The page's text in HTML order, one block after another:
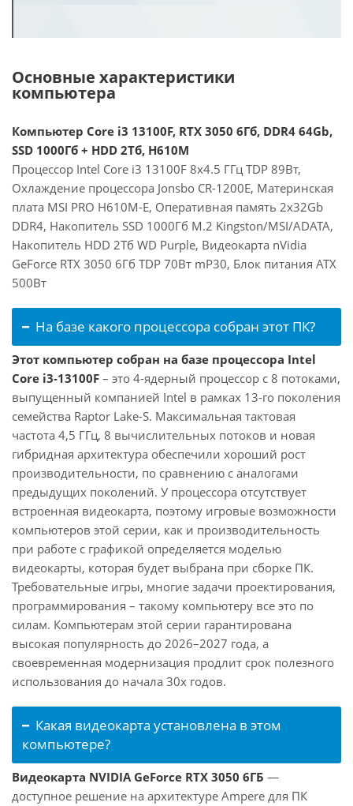
Основные характеристики
компьютера
Компьютер Core i3 13100F, RTX 3050 6Гб, DDR4 64Gb,
SSD 1000Гб + HDD 2Тб, H610M
Процессор Intel Core i3 13100F 8x4.5 ГГц TDP 89Вт,
Охлаждение процессора Jonsbo CR-1200E, Материнская
плата MSI PRO H610M-E, Оперативная память 2x32Gb
DDR4, Накопитель SSD 1000Гб M.2 Kingston/MSI/ADATA,
Накопитель HDD 2Тб WD Purple, Видеокарта nVidia
GeForce RTX 3050 6Гб TDP 70Вт mP30, Блок питания ATX
500Вт
На базе какого процессора собран этот ПК?
Этот компьютер собран на базе процессора Intel
Core i3-13100F – это 4-ядерный процессор с 8 потоками,
выпущенный компанией Intel в рамках 13-го поколения
семейства Raptor Lake-S. Максимальная тактовая
частота 4,5 ГГц, 8 вычислительных потоков и новая
гибридная архитектура обеспечили хороший рост
производительности, по сравнению с аналогами
предыдущих поколений. У процессора отсутствует
встроенная видеокарта, поэтому игровые возможности
компьютеров этой серии, как и производительность
при работе с графикой определяется моделью
видеокарты, которая будет выбрана при сборке ПК.
Требовательные игры, многие задачи проектирования,
программирования – такому компьютеру все это по
силам. Компьютерам этой серии гарантирована
высокая популярность до 2026–2027 года, а
своевременная модернизация продлит срок полезного
использования до начала 30х годов.
Какая видеокарта установлена в этом
компьютере?
Видеокарта NVIDIA GeForce RTX 3050 6ГБ —
доступное решение на архитектуре Ampere для ПК